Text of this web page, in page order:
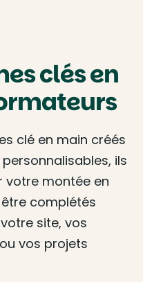
clés en
clé en main créés
ils
votre montée en
complétés
site, vos
vos projets